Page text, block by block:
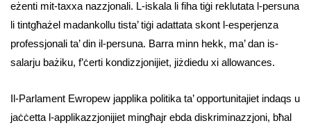
eżenti mit-taxxa nazzjonali. L-iskala li fiha tiġi reklutata l-persuna
li tintgħażel madankollu tista’ tiġi adattata skont l-esperjenza
professjonali ta’ din il-persuna. Barra minn hekk, ma’ dan is-
salarju bażiku, f’ċerti kondizzjonijiet, jiżdiedu xi allowances.
Il-Parlament Ewropew japplika politika ta’ opportunitajiet indaqs u
jaċċetta l-applikazzjonijiet mingħajr ebda diskriminazzjoni, bħal